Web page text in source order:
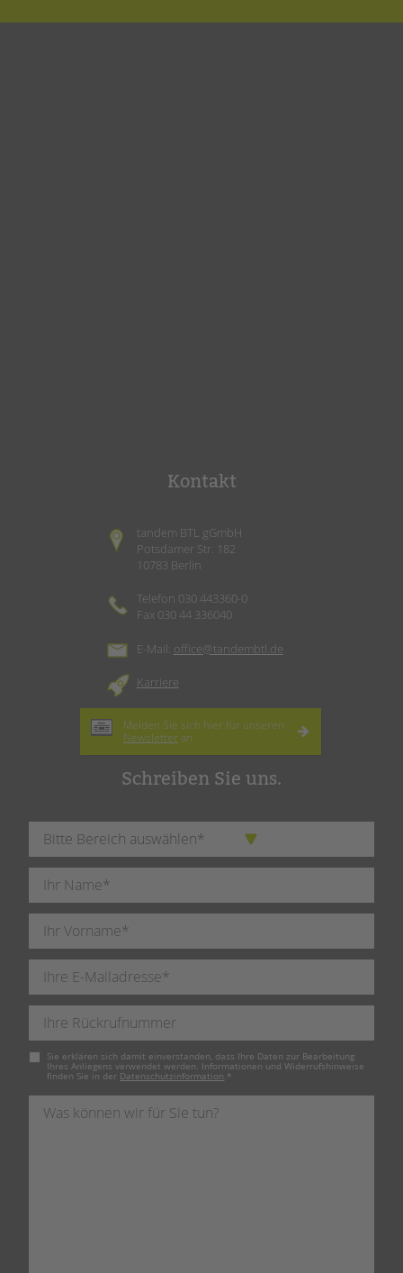
Kontakt
tandem BTL gGmbH
Potsdamer Str. 182
10783 Berlin
Telefon 030 443360-0
Fax 030 44 336040
E-Mail: office@tandembtl.de
Karriere
Melden Sie sich hier für unseren
Newsletter an.
Schreiben Sie uns.
Pflichtfeld
Sie erklären sich damit einverstanden, dass Ihre Daten zur Bearbeitung
Ihres Anliegens verwendet werden. Informationen und Widerrufshinweise
finden Sie in der Datenschutzinformation *